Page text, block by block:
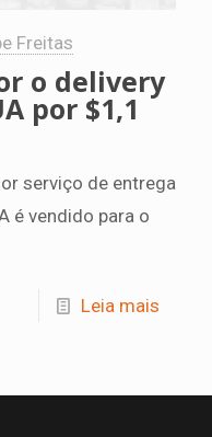
Freitas
o delivery
por $1,1
serviço de entrega
é vendido para o
Leia mais